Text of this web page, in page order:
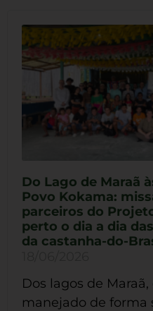
Do Lago de Maraã
Povo Kokama:
parceiros do
perto o dia a dia
da castanha-do-
Dos lagos de
manejado de forma